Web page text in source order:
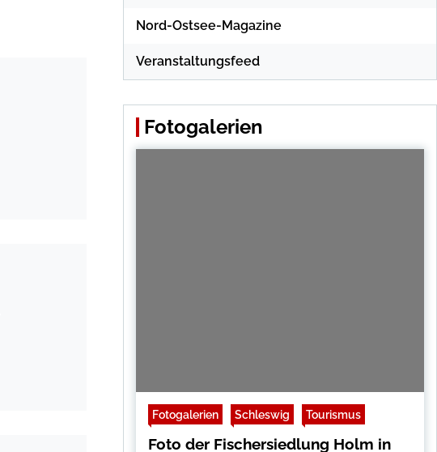
Nord-Ostsee-Magazine
Veranstaltungsfeed
Fotogalerien
Fotogalerien Schleswig Tourismus
Foto der Fischersiedlung Holm in